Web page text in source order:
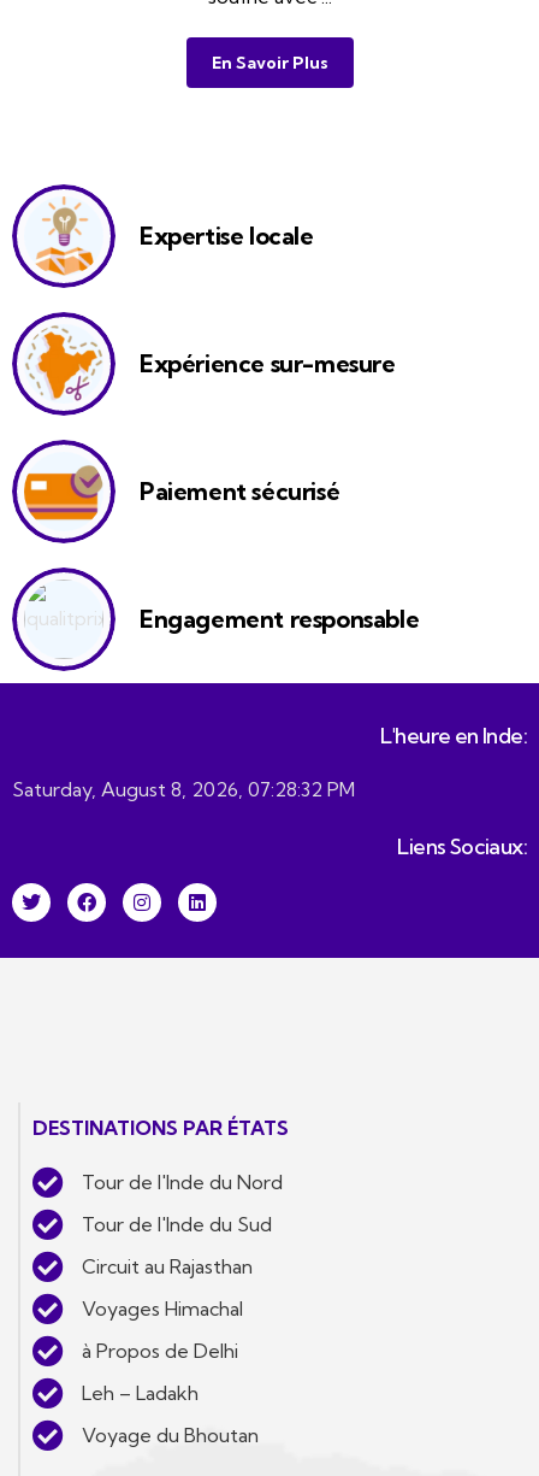
En Savoir Plus
Expertise locale
Expérience sur-mesure
Paiement sécurisé
Engagement responsable
L'heure en Inde:
Saturday, August 8, 2026, 07:28:33 PM
Liens Sociaux:
DESTINATIONS PAR ÉTATS
Tour de l'Inde du Nord
Tour de l'Inde du Sud
Circuit au Rajasthan
Voyages Himachal
à Propos de Delhi
Leh – Ladakh
Voyage du Bhoutan